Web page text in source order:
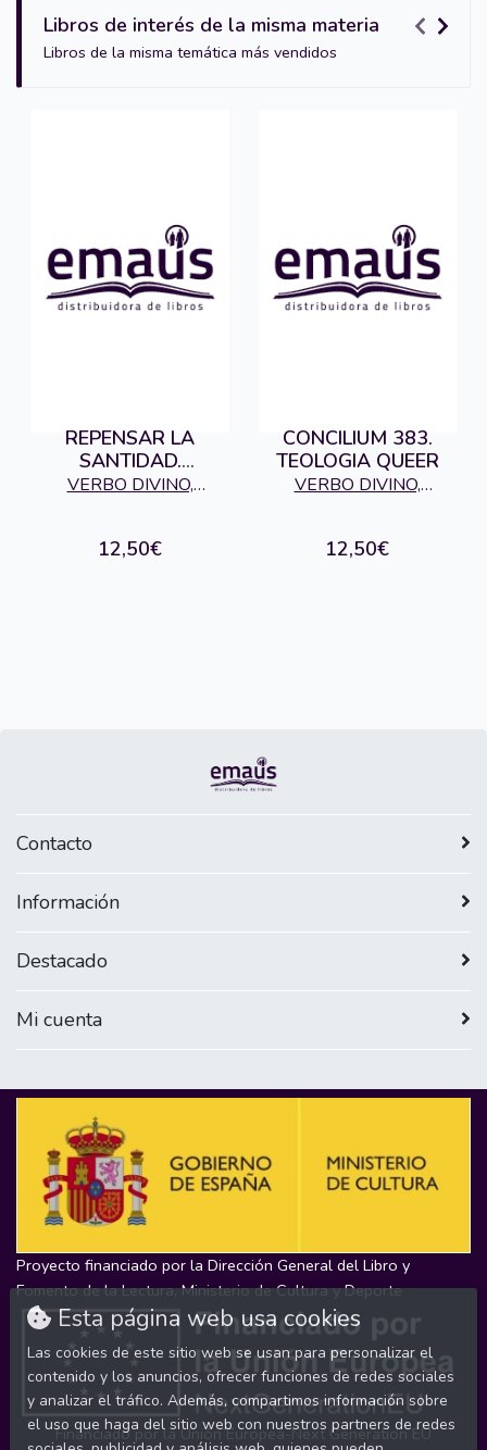
Libros de interés de la misma materia
Libros de la misma temática más vendidos
REPENSAR LA
SANTIDAD.
CONCILIUM 351
VERBO DIVINO,
12,50€
CONCILIUM 383.
TEOLOGIA QUEER
VERBO DIVINO,
12,50€
Contacto
Información
Destacado
Mi cuenta
Proyecto financiado por la Dirección General del Libro y
Fomento de la Lectura, Ministerio de Cultura y Deporte
Financiado por la Unión Europea-Next Generation EU
Esta página web usa cookies
Las cookies de este sitio web se usan para personalizar el
contenido y los anuncios, ofrecer funciones de redes sociales
y analizar el tráfico. Además, compartimos información sobre
el uso que haga del sitio web con nuestros partners de redes